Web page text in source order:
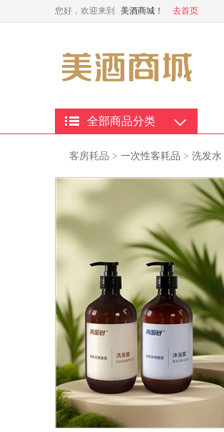
您好，欢迎来到 美酒商城！ 去首页
全部商品分类
客房耗品 > 一次性客耗品 > 洗发水